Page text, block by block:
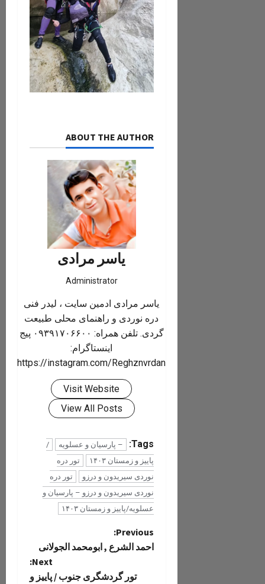
ABOUT THE AUTHOR
یاسر مرادی
Administrator
یاسر مرادی ادمین سایت ، لیدر فنی
دره نوردی و راهنمای محلی طبیعت
گردی. تلفن همراه: ۰۹۳۹۱۷۰۶۶۰۰ پیج
اینستاگرام:
https://instagram.com/Reghznvrdan
Visit Website
View All Posts
Tags: – پارسیان و عسلویه
/
پاییز و زمستان ۱۴۰۳
تور دره
نوردی سیریدون و درزو
تور دره
نوردی سیریدون و درزو – پارسیان و
عسلویه/پاییز و زمستان ۱۴۰۳
P
Previous:
احمد الشرع , ابومحمد الجولانی
Next:
تور گردشگری جنوب / پاییز و